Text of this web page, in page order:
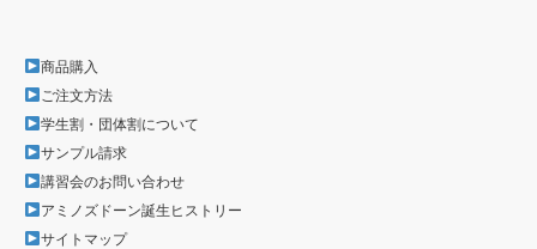
商品購入
ご注文方法
学生割・団体割について
サンプル請求
講習会のお問い合わせ
アミノズドーン誕生ヒストリー
サイトマップ